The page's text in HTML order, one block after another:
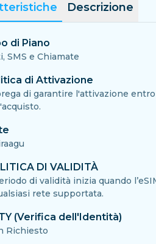
Descrizione
di Piano
SMS e Chiamate
di Attivazione
di garantire l'attivazione
DI VALIDITÀ
di validità inizia quando
rete supportata.
(Verifica dell'Identità)
Richiesto